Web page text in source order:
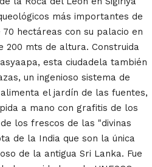
más importantes de
70 hectáreas con su palacio en
200 mts de altura. Construida
esta ciudadela también
un ingenioso sistema de
el jardín de las fuentes,
a mano con grafitis de los
los frescos de las "divinas
de la India que son la única
de la antigua Sri Lanka. Fue